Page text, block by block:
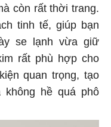
còn rất thời trang.
tinh tế, giúp bạn
se lạnh vừa giữ
rất phù hợp cho
quan trọng, tạo
không hề quá phô